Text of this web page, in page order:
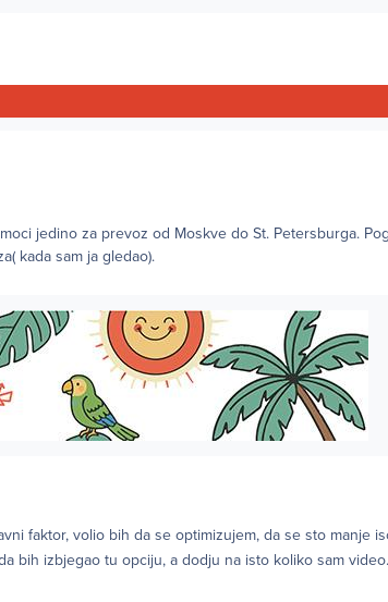
jedino za prevoz od Moskve do St. Petersburga.
kada sam ja gledao).
faktor, volio bih da se optimizujem, da se sto manje
bih izbjegao tu opciju, a dodju na isto koliko sam video.